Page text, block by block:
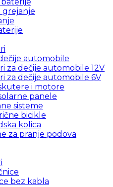
grejanje
automobile
za dečije automobile 12V
za dečije automobile 6V
i motore
panele
sisteme
bicikle
kolica
za pranje podova
bez kabla